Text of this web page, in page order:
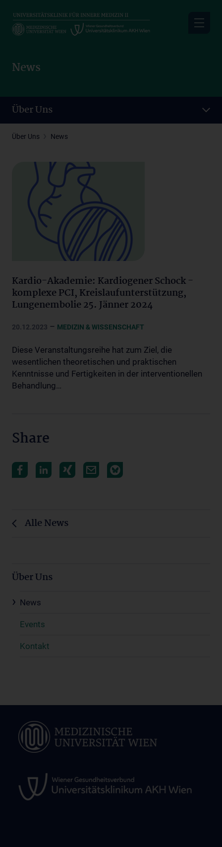
main
News
Über Uns
Über Uns News
Kardio-Akademie: Kardiogener Schock -
komplexe PCI, Kreislaufunterstützung,
Lungenembolie 25. Jänner 2024
20.12.2023 – MEDIZIN & WISSENSCHAFT
Diese Veranstaltungsreihe hat zum Ziel, die
wesentlichen theoretischen und praktischen
Kenntnisse und Fertigkeiten in der interventionellen
Behandlung…
Share
Alle News
Über Uns
News
Events
Kontakt